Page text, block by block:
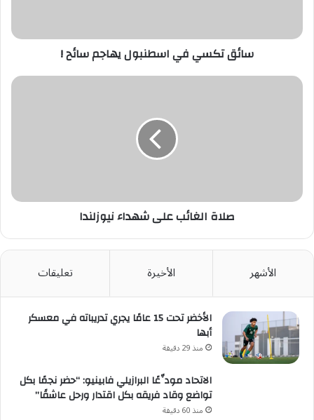
سائق تكسي في اسطنبول يهاجم سائح !
صلاة
صلاة الغائب على شهداء نيوزلندا
الأشهر الأخيرة تعليقات
الأخضر تحت 15 عامًا يجري تدريباته في معسكر
أبها
منذ 29 دقيقة
الاتحاد مودِّعًا البرازيلي فابينيو: “حضر نجمًا بكل
تواضع وقاد فريقه بكل اقتدار ورحل عاشقًا”
منذ 60 دقيقة